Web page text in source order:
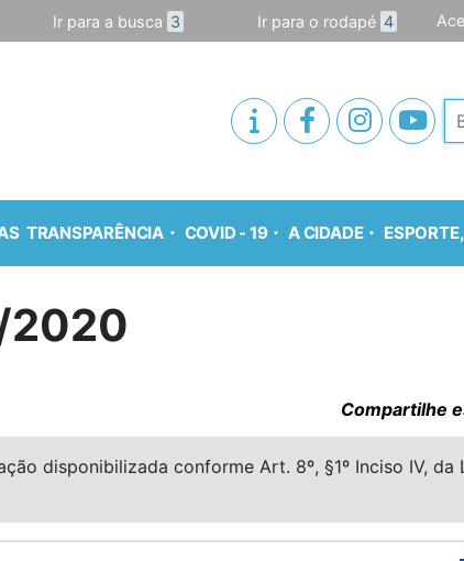
Ir para a busca 3 Ir para o rodapé 4
TRANSPARÊNCIA COVID - 19 A CIDADE
2020
Compartilhe
disponibilizada conforme Art. 8º, §1º Inciso IV, da